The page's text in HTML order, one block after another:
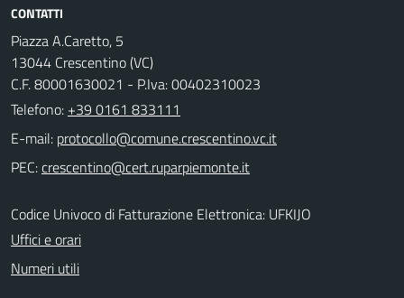
CONTATTI
Piazza A.Caretto, 5
13044 Crescentino (VC)
C.F. 80001630021 - P.Iva: 00402310023
Telefono: +39 0161 833111
E-mail:
PEC:
Codice Univoco di Fatturazione Elettronica: UFKIJO
Uffici e orari
Numeri utili